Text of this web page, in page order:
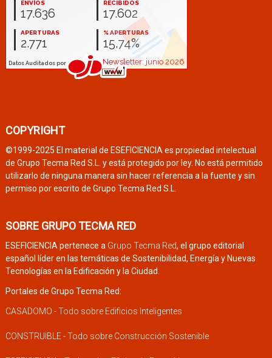
COPYRIGHT
©1999-2025 El material de ESEFICIENCIA es propiedad intelectual
de Grupo Tecma Red S.L. y está protegido por ley. No está permitido
utilizarlo de ninguna manera sin hacer referencia a la fuente y sin
permiso por escrito de Grupo Tecma Red S.L.
SOBRE GRUPO TECMA RED
ESEFICIENCIA pertenece a Grupo Tecma Red, el grupo editorial
español líder en las temáticas de Sostenibilidad, Energía y Nuevas
Tecnologías en la Edificación y la Ciudad.
Portales de Grupo Tecma Red:
CASADOMO - Todo sobre Edificios Inteligentes
CONSTRUIBLE - Todo sobre Construcción Sostenible